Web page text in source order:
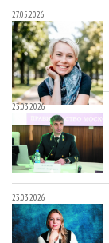
27.05.2026
23.03.2026
23.03.2026